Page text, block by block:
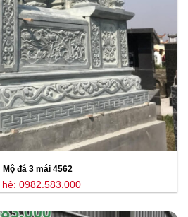
Mộ đá 3 mái 4562
hệ: 0982.583.000